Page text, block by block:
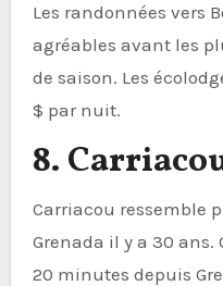
Les randonnées vers
agréables avant les
de saison. Les
$ par nuit.
8.
Carriacou ressemble
Grenada il y a 30 ans.
20 minutes depuis